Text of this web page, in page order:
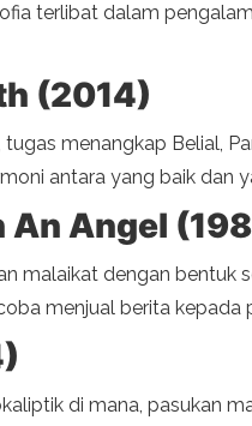
terlibat dalam
(2014)
menangkap Belial,
antara yang baik dan
An Angel
malaikat dengan
menjual berita kepada
di mana, pasukan